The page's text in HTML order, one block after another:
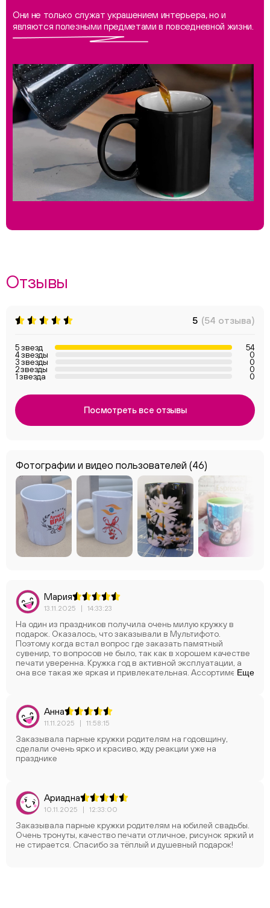
Они не только служат украшением интерьера, но и
являются полезными предметами в повседневной жизни.
Отзывы
Фотографии и видео пользователей (46)
5 (54 отзыва)
5 звезд 54
4 звезды 0
3 звезды 0
2 звезды 0
1 звезда 0
Посмотреть все отзывы
Мария
13.11.2025 | 14:33:23
На один из праздников получила очень милую кружку в
подарок. Оказалось, что заказывали в Мультифото.
Поэтому когда встал вопрос где заказать памятный
сувенир, то вопросов не было, так как в хорошем качестве
печати уверенна. Кружка год в активной эксплуатации, а
она все такая же яркая и привлекательная. Ассортимент
Еще
Анна
11.11.2025 | 11:58:15
Заказывала парные кружки родителям на годовщину,
сделали очень ярко и красиво, жду реакции уже на
празднике
Ариадна
10.11.2025 | 12:33:00
Заказывала парные кружки родителям на юбилей свадьбы.
Очень тронуты, качество печати отличное, рисунок яркий и
не стирается. Спасибо за тёплый и душевный подарок!